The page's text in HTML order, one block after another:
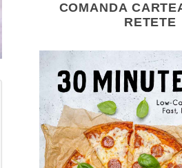
COMANDA
RETETE